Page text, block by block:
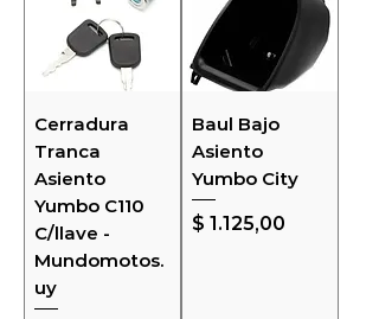
Cerradura
Tranca
Asiento
Yumbo C110
C/llave -
Mundomotos.
uy
Baul Bajo
Asiento
Yumbo City
Precio
$ 1.125,00